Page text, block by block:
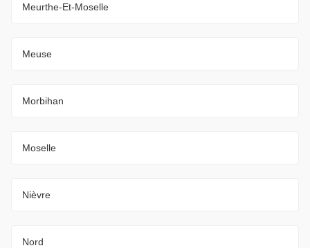
Meurthe-Et-Moselle
Meuse
Morbihan
Moselle
Nièvre
Nord